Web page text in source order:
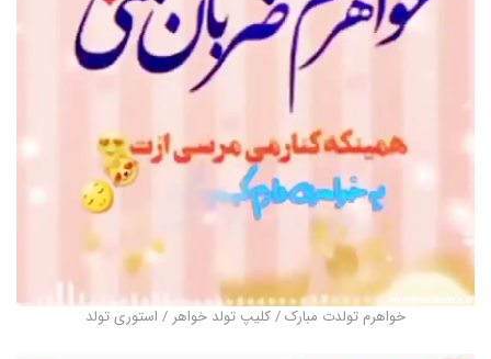
خواهرم تولدت مبارک / کلیپ تولد خواهر / استوری تولد